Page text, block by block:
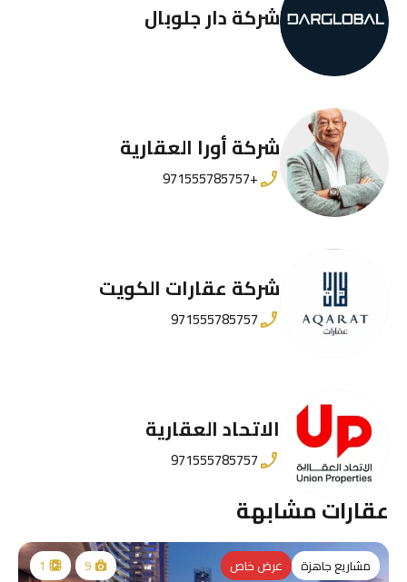
شركة دار جلوبال
شركة أورا العقارية
+971555785757
شركة عقارات الكويت
971555785757
الاتحاد العقارية
971555785757
عقارات مشابهة
مشاريع جاهزة عرض خاص 9
1